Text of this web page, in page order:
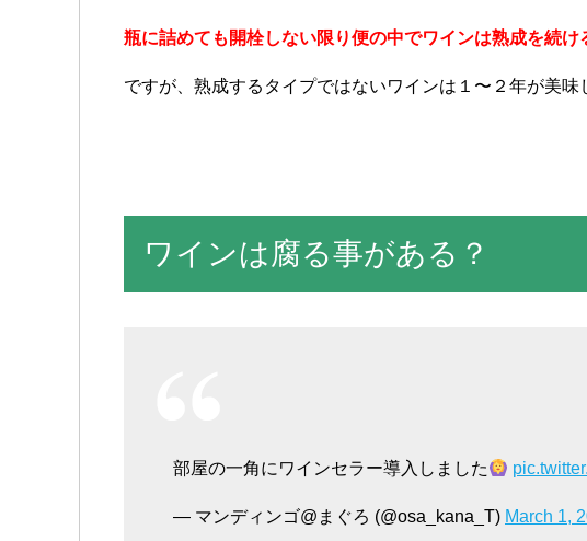
瓶に詰めても開栓しない限り便の中でワインは熟成を続け
ですが、熟成するタイプではないワインは１〜２年が美味
ワインは腐る事がある？
部屋の一角にワインセラー導入しました
— マンディンゴ@まぐろ (@osa_kana_T) March 1,